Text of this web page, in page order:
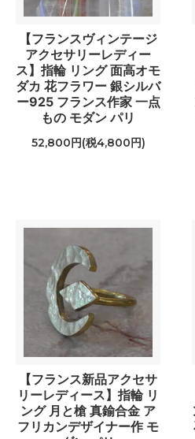
【フランスヴィンテージ
アクセサリーレディー
ス】指輪 リング 面高オモ
ダカ 花フラワー 銀シルバ
ー925 フランス作家 一点
もの モダン パリ
52,800円(税4,800円)
【フランス新品アクセサ
リーレディース】指輪 リ
ング 月と槍 真鍮合金 ア
フリカンデザイナー作 モ